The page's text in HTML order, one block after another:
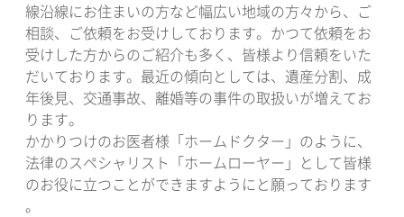
線沿線にお住まいの方など幅広い地域の方々から、ご
相談、ご依頼をお受けしております。かつて依頼をお
受けした方からのご紹介も多く、皆様より信頼をいた
だいております。最近の傾向としては、遺産分割、成
年後見、交通事故、離婚等の事件の取扱いが増えてお
ります。
かかりつけのお医者様「ホームドクター」のように、
法律のスペシャリスト「ホームローヤー」として皆様
のお役に立つことができますようにと願っております
。